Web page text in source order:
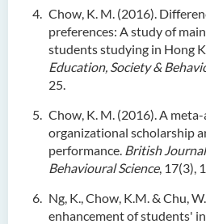
Chow, K. M. (2016).
preferences: A study of
students studying in Hong
Education, Society &
25.
Chow, K. M. (2016). A
organizational scholarship
performance. British
Behavioural Science, 17(3),
Ng, K., Chow, K.M. & Chu,
enhancement of students'